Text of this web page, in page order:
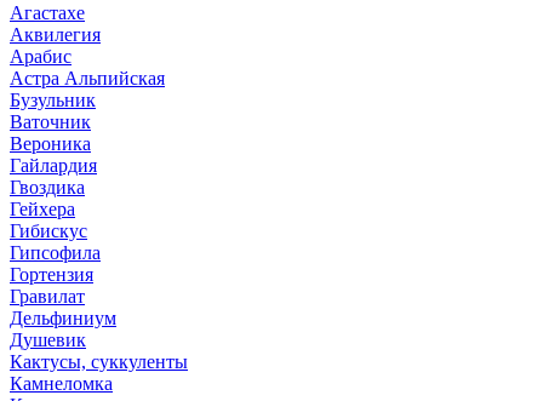
Агастахе
Аквилегия
Арабис
Астра Альпийская
Бузульник
Ваточник
Вероника
Гайлардия
Гвоздика
Гейхера
Гибискус
Гипсофила
Гортензия
Гравилат
Дельфиниум
Душевик
Кактусы, суккуленты
Камнеломка